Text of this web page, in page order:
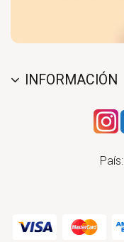
INFORMACIÓN
País: